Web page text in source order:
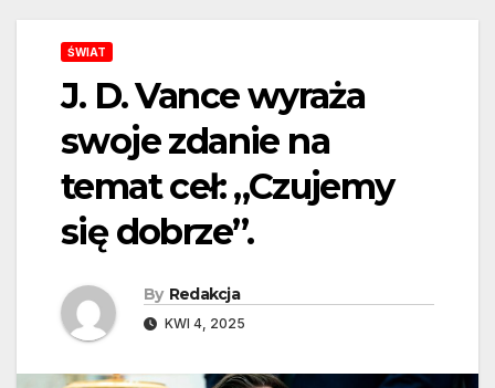
ŚWIAT
J. D. Vance wyraża
swoje zdanie na
temat ceł: „Czujemy
się dobrze”.
By Redakcja
KWI 4, 2025